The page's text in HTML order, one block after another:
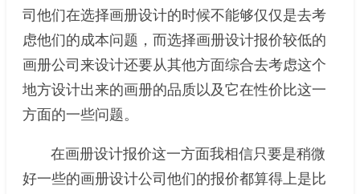
司他们在选择画册设计的时候不能够仅仅是去考
虑他们的成本问题，而选择画册设计报价较低的
画册公司来设计还要从其他方面综合去考虑这个
地方设计出来的画册的品质以及它在性价比这一
方面的一些问题。
在画册设计报价这一方面我相信只要是稍微
好一些的画册设计公司他们的报价都算得上是比